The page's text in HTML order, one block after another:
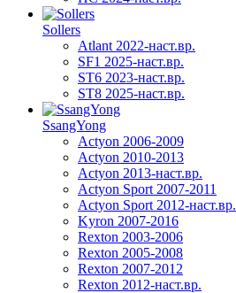
Sollers
Atlant 2022-наст.вр.
SF1 2025-наст.вр.
ST6 2023-наст.вр.
ST8 2025-наст.вр.
SsangYong
Actyon 2006-2009
Actyon 2010-2013
Actyon 2013-наст.вр.
Actyon Sport 2007-2011
Actyon Sport 2012-наст.вр.
Kyron 2007-2016
Rexton 2003-2006
Rexton 2005-2008
Rexton 2007-2012
Rexton 2012-наст.вр.